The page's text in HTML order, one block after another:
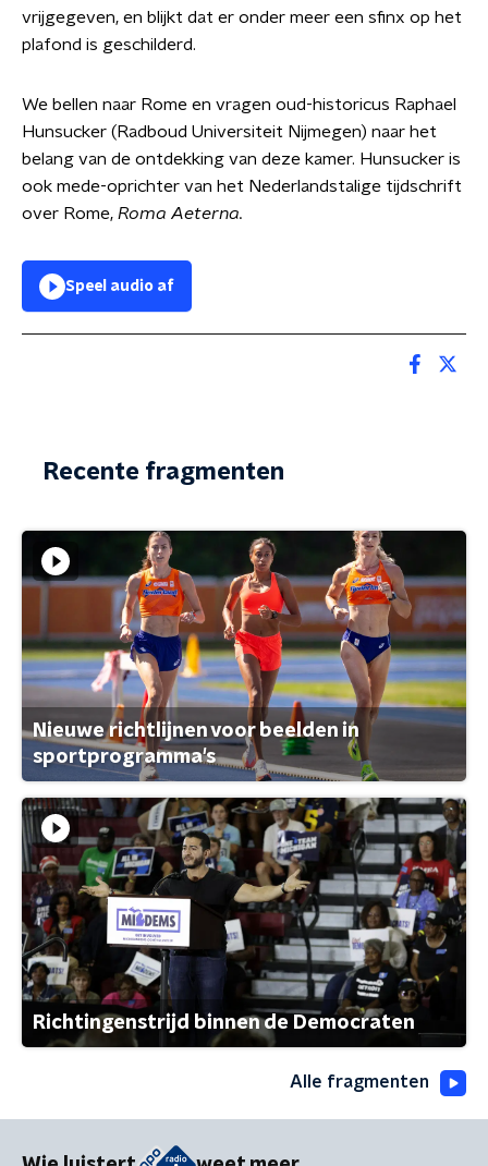
vrijgegeven, en blijkt dat er onder meer een sfinx op het
plafond is geschilderd.
We bellen naar Rome en vragen oud-historicus Raphael
Hunsucker (Radboud Universiteit Nijmegen) naar het
belang van de ontdekking van deze kamer. Hunsucker is
ook mede-oprichter van het Nederlandstalige tijdschrift
over Rome, Roma Aeterna.
Speel audio af
Recente fragmenten
Nieuwe richtlijnen voor beelden in
sportprogramma's
Richtingenstrijd binnen de Democraten
Alle fragmenten